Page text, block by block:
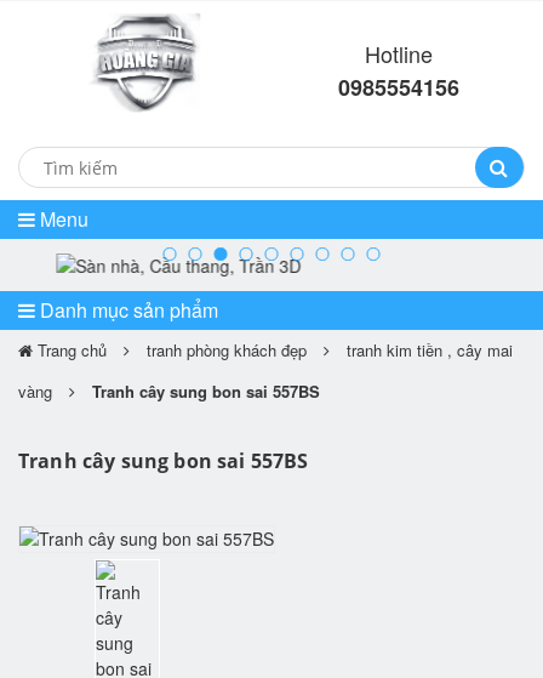
Hotline
0985554156
Menu
prev
Danh mục sản phẩm
Trang chủ tranh phòng khách đẹp
tranh kim tiền , cây mai
vàng
Tranh cây sung bon sai 557BS
Tranh cây sung bon sai 557BS